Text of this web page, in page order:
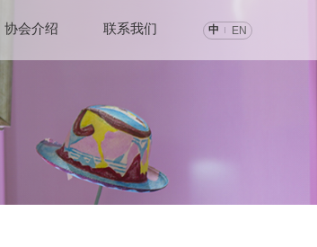
协会介绍 联系我们 中 EN